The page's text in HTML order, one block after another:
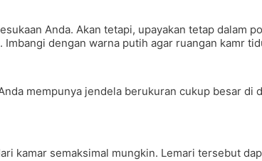
Anda. Akan tetapi, upayakan tetap
dengan warna putih agar ruangan kamr
mempunya jendela berukuran cukup besar
kamar semaksimal mungkin. Lemari tersebut